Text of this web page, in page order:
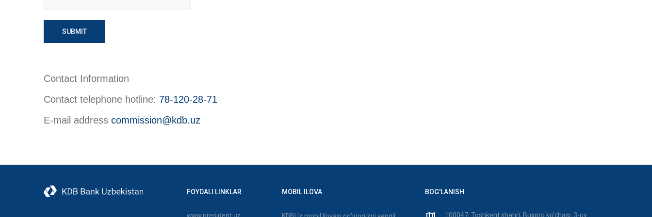
SUBMIT
Contact Information
Contact telephone hotline: 78-120-28-71
E-mail address commission@kdb.uz
FOYDALI LINKLAR
www.president.uz
MOBIL ILOVA BOG'LANISH
100047, Toshkent shahri, Buxoro ko'chasi, 3-uy